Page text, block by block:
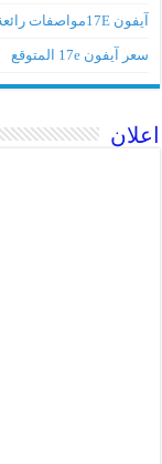
آيفون 17Eمواصفات رائعة وسعر أقل
سعر آيفون 17e المتوقع
اعلان